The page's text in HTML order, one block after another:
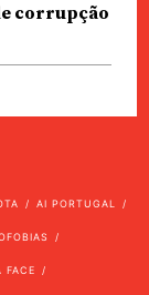
corrupção
AI PORTUGAL
FACE